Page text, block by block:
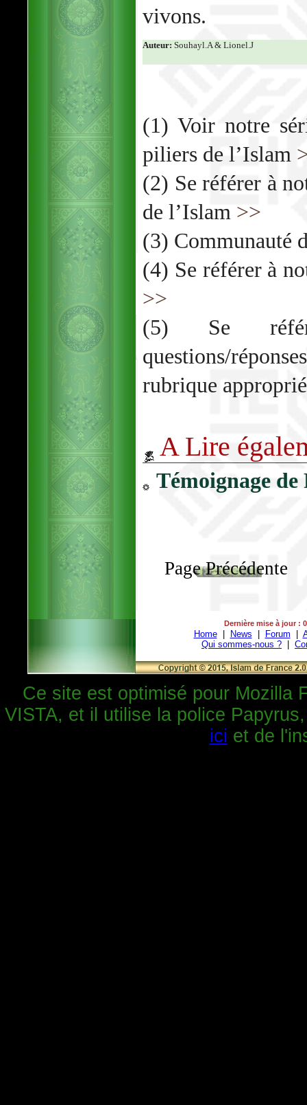
vivons.
Auteur: Souhayl.A & Lionel.J
(1) Voir notre
piliers de l’Islam
(2) Se référer à
de l’Islam >>
(3) Communauté
(4) Se référer à
>>
(5) Se
questions/
rubrique
A Lire
Témoignage
Page Précédente
Dernière mise à jour :
Home| News Forum
Qui sommes-nous ?
Ce site est optimisé pour Mozilla
VISTA, et il utilise la police
ici et de